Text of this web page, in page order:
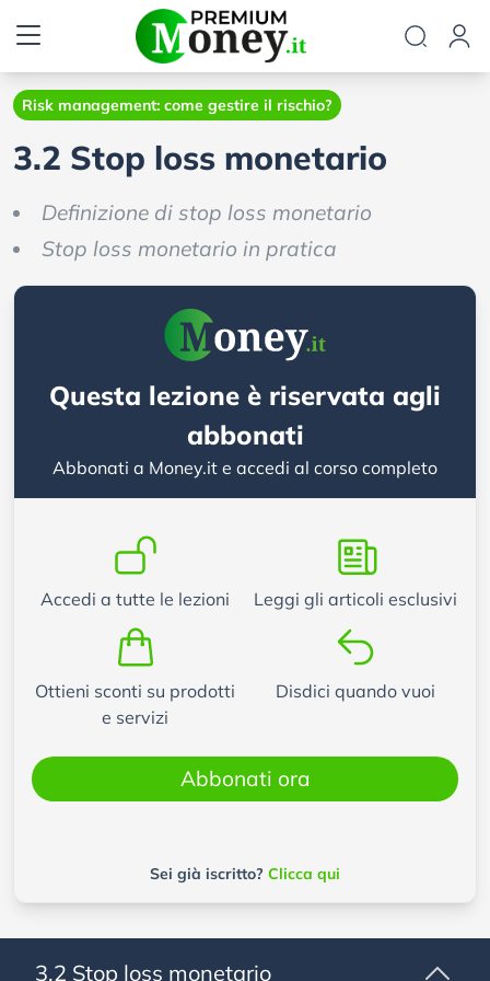
3.2 Stop loss monetario
Risk management: come gestire il rischio?
3.2 Stop loss monetario
Definizione di stop loss monetario
Stop loss monetario in pratica
Questa lezione è riservata agli
abbonati
Abbonati a Money.it e accedi al corso completo
Accedi a tutte le lezioni Leggi gli articoli esclusivi
Ottieni sconti su prodotti
e servizi
Disdici quando vuoi
Abbonati ora
Sei già iscritto? Clicca qui